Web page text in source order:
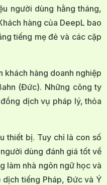
người dùng hằng tháng,
hàng của DeepL bao
tiếng mẹ đẻ và các cặp
khách hàng doanh nghiệp
(Đức). Những công ty
dịch vụ pháp lý, thỏa
thiết bị. Tuy chỉ là con số
dùng đánh giá tốt về
làm nhà ngôn ngữ học và
tiếng Pháp, Đức và Ý